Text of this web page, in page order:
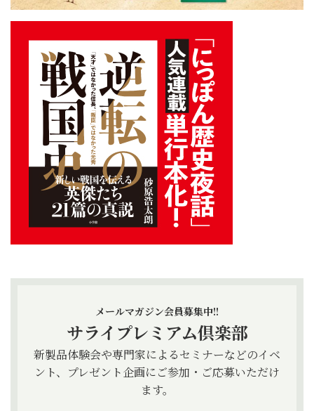
メールマガジン会員募集中!!
サライプレミアム倶楽部
新製品体験会や専門家によるセミナーなどのイベ
ント、プレゼント企画にご参加・ご応募いただけ
ます。